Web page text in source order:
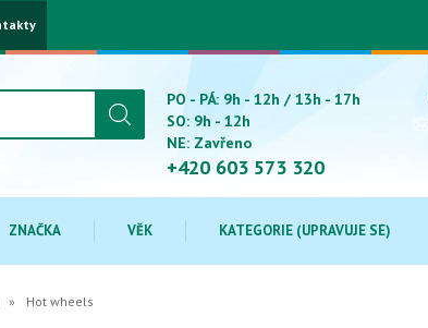
PO - PÁ: 9h - 12h / 13h - 17h
SO: 9h - 12h
NE: Zavřeno
+420 603 573 320
ZNAČKA VĚK KATEGORIE (UPRAVUJE SE)
Hot wheels